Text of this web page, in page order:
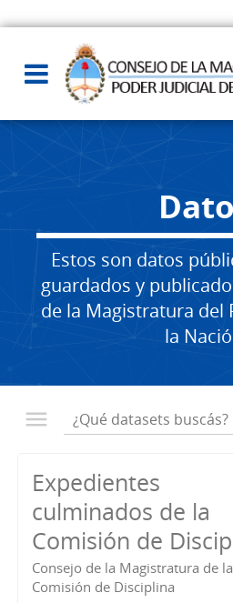
Estos son datos
guardados y
de la Magistratura del
la
Expedientes
culminados de la
Comisión de
Consejo de la Magistratura de
Comisión de Disciplina